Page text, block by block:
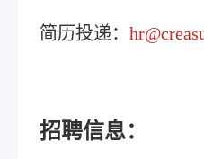
简历投递：
招聘信息：